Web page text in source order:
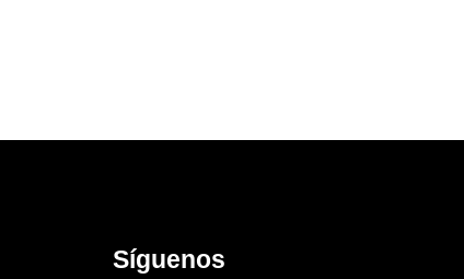
Síguenos